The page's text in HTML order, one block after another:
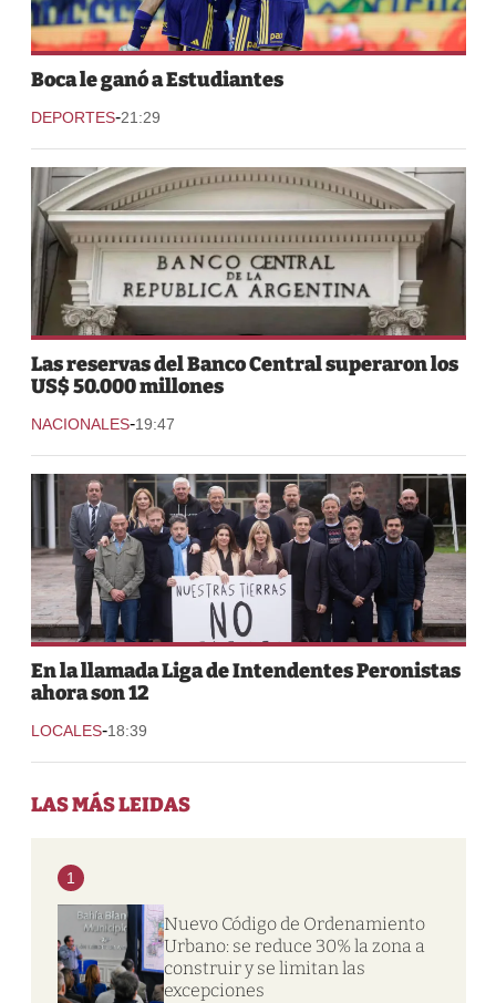
Boca le ganó a Estudiantes
DEPORTES-21:29
Las reservas del Banco Central superaron los
US$ 50.000 millones
NACIONALES-19:47
En la llamada Liga de Intendentes Peronistas
ahora son 12
LOCALES-18:39
LAS MÁS LEIDAS
1
Nuevo Código de Ordenamiento
Urbano: se reduce 30% la zona a
construir y se limitan las
excepciones